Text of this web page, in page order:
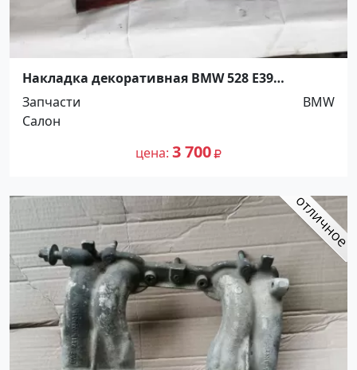
Накладка декоративная BMW 528 E39
Краснодар
Запчасти
BMW
Салон
цена 3 700